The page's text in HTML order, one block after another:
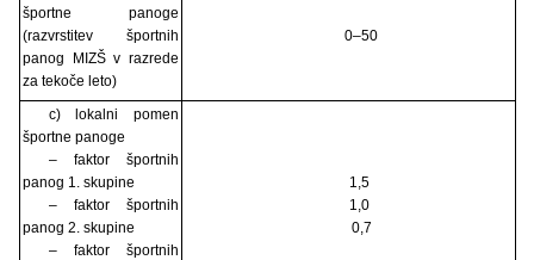
športne panoge
(razvrstitev športnih
panog MIZŠ v razrede
za tekoče leto)
0–50
c) lokalni pomen
športne panoge
– faktor športnih
panog 1. skupine
– faktor športnih
panog 2. skupine
– faktor športnih
1,5
1,0
0,7